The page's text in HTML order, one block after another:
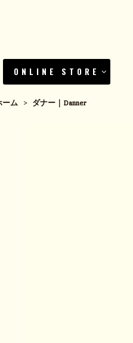
ONLINE STORE
ーム > ダナー｜Danner